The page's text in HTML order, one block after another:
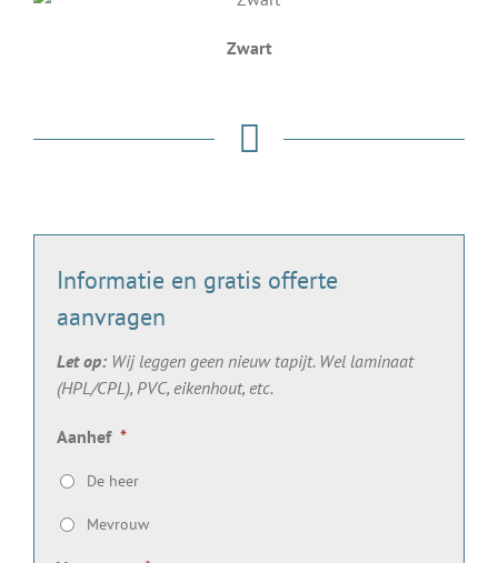
Zwart
Informatie en gratis offerte
aanvragen
Let op:Wij leggen geen nieuw tapijt. Wel laminaat
(HPL/CPL), PVC, eikenhout, etc.
Aanhef *
De heer
Mevrouw